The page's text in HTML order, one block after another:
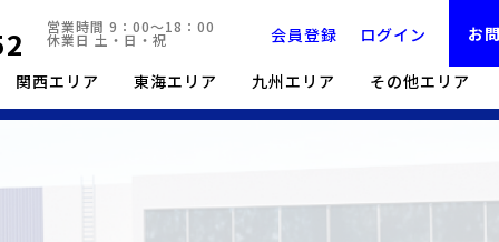
営業時間 9：00～18：00
休業日 土・日・祝 会員登録 ログイン お
関西エリア 東海エリア 九州エリア その他エリア